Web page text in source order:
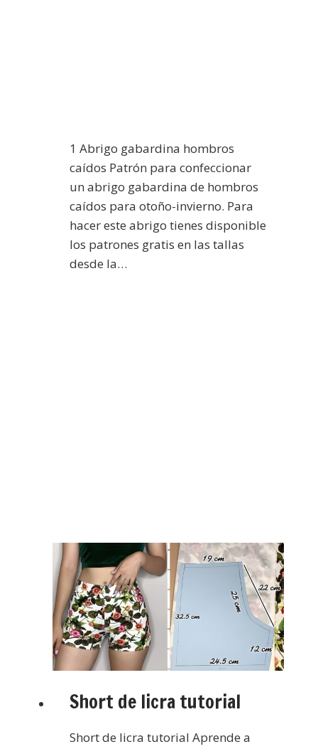
1 Abrigo gabardina hombros
caídos Patrón para confeccionar
un abrigo gabardina de hombros
caídos para otoño-invierno. Para
hacer este abrigo tienes disponible
los patrones gratis en las tallas
desde la…
Short de licra tutorial
Short de licra tutorial Aprende a